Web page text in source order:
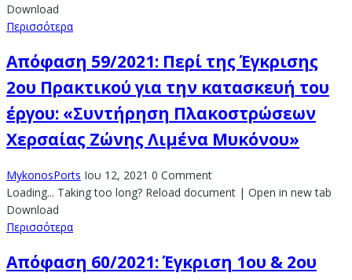
Download
Περισσότερα
Απόφαση 59/2021: Περί της Έγκρισης
2ου Πρακτικού για την κατασκευή του
έργου: «Συντήρηση Πλακοστρώσεων
Χερσαίας Ζώνης Λιμένα Μυκόνου»
MykonosPorts Ιου 12, 2021 0 Comment
Loading... Taking too long? Reload document | Open in new tab
Download
Περισσότερα
Απόφαση 60/2021: Έγκριση 1ου & 2ου